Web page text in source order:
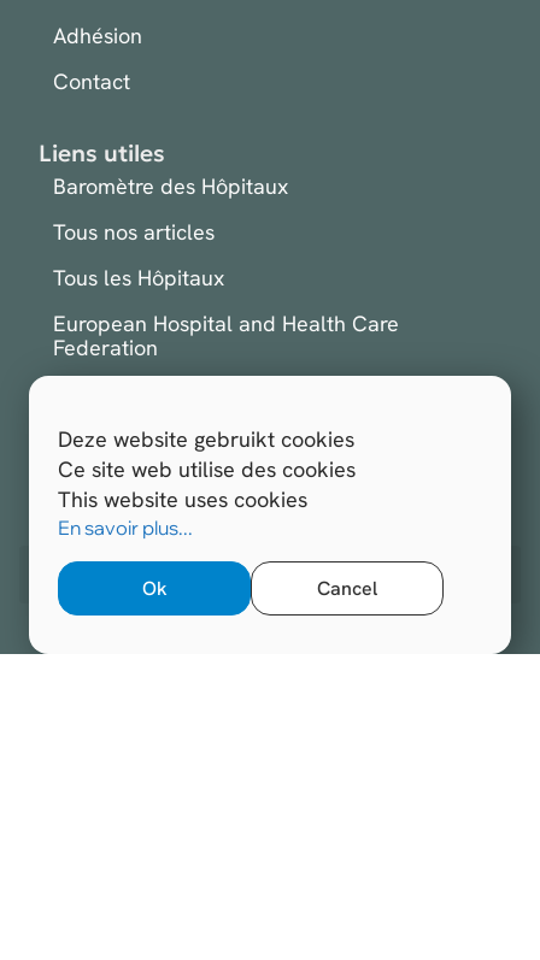
Deze website gebruikt cookies
Ce site web utilise des cookies
This website uses cookies
En savoir plus...
Ok Cancel
Adhésion
Contact
Liens utiles
Baromètre des Hôpitaux
Tous nos articles
Tous les Hôpitaux
European Hospital and Health Care
Federation
S'inscrire à la newsletter
Hospitals.be 2026 Tous droits réservés.
Site web réalisé par